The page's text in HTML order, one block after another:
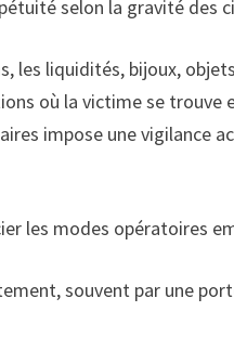
selon la gravité des
les liquidités, bijoux,
où la victime se trouve
impose une vigilance
les modes opératoires
souvent par une